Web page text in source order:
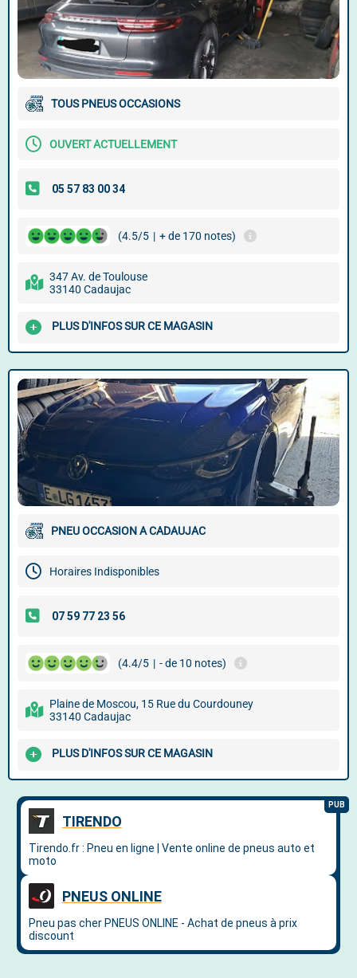
TOUS PNEUS OCCASIONS
OUVERT ACTUELLEMENT
(4.5/5 | + de 170 notes)
347 Av. de Toulouse
33140 Cadaujac
PLUS D'INFOS SUR CE MAGASIN
PNEU OCCASION A CADAUJAC
Horaires Indisponibles
(4.4/5 | - de 10 notes)
Plaine de Moscou, 15 Rue du Courdouney
33140 Cadaujac
PLUS D'INFOS SUR CE MAGASIN